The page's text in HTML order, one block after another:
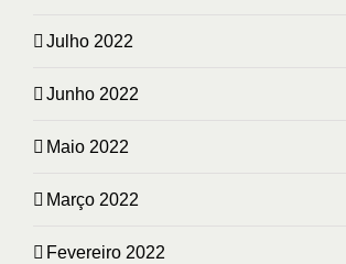
Julho 2022
Junho 2022
Maio 2022
Março 2022
Fevereiro 2022